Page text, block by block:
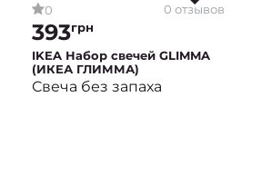
0 0 отзывов
393грн
IKEA Набор свечей GLIMMA
(ИКЕА ГЛИММА)
Свеча без запаха